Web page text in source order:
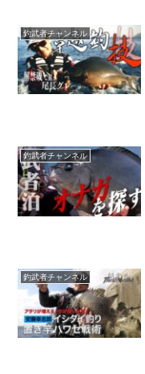
釣武者チャンネル
釣武者チャンネル
釣武者チャンネル